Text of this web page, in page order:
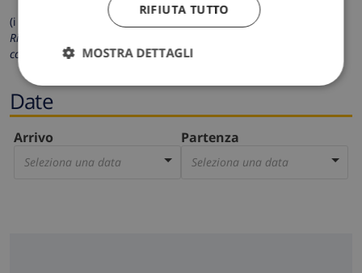
(i campi contrassegnati con * sono obbligatori)
Rispettiamo la tua privacy. I tuoi dati personali non saranno mai
condivisi con gli altri.
Date
Arrivo
Seleziona una data
Partenza
Seleziona una data
RIFIUTA TUTTO
MOSTRA DETTAGLI